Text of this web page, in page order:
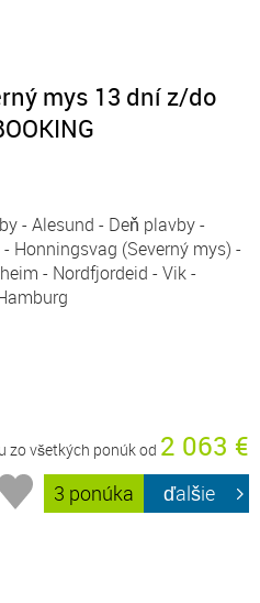
mys 13 dní z/do
- Alesund - Deň plavby -
Honningsvag (Severný mys) -
- Nordfjordeid - Vik -
zo všetkých ponúk od 2 063 €
3 ponúka ďalšie